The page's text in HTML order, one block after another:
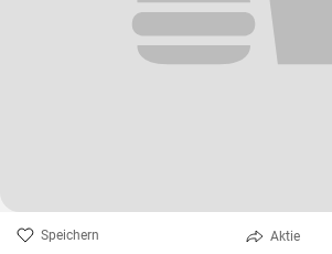
Speichern Aktie